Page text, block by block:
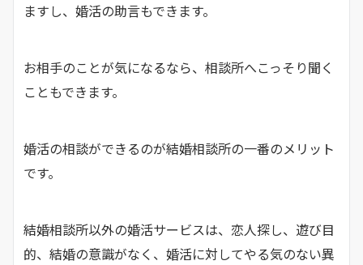
ますし、婚活の助言もできます。
お相手のことが気になるなら、相談所へこっそり聞く
こともできます。
婚活の相談ができるのが結婚相談所の一番のメリット
です。
結婚相談所以外の婚活サービスは、恋人探し、遊び目
的、結婚の意識がなく、婚活に対してやる気のない異